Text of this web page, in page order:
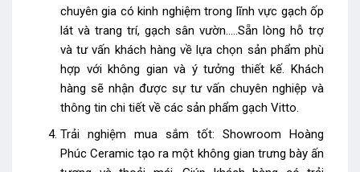
chuyên gia có kinh nghiệm trong lĩnh vực gạch ốp
lát và trang trí, gạch sân vườn…..Sẵn lòng hỗ trợ
và tư vấn khách hàng về lựa chọn sản phẩm phù
hợp với không gian và ý tưởng thiết kế. Khách
hàng sẽ nhận được sự tư vấn chuyên nghiệp và
thông tin chi tiết về các sản phẩm gạch Vitto.
Trải nghiệm mua sắm tốt: Showroom Hoàng
Phúc Ceramic tạo ra một không gian trưng bày ấn